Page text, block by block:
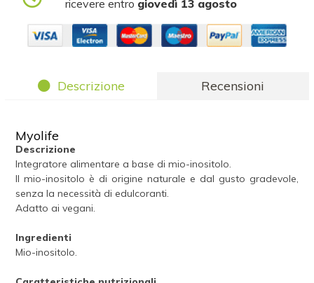
ricevere entro giovedì 13 agosto
Descrizione Recensioni
Myolife
Descrizione
Integratore alimentare a base di mio-inositolo.
Il mio-inositolo è di origine naturale e dal gusto gradevole,
senza la necessità di edulcoranti.
Adatto ai vegani.
Ingredienti
Mio-inositolo.